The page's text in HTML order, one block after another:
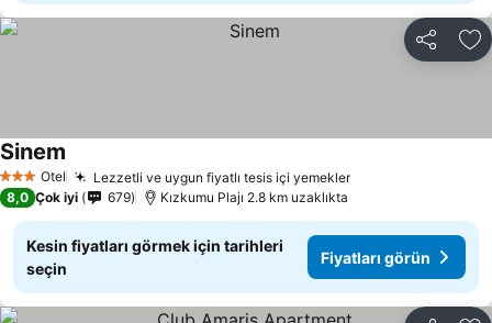
Paylaş
3 YıldızOtel Lezzetli ve uygun fiyatlı tesis içi yemekler
Sinem
8,0 Çok iyi 679 Kızkumu Plajı 2.8 km uzaklıkta
Kesin fiyatları görmek için tarihleri
seçin
Fiyatları görün